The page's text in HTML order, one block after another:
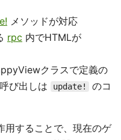
メソッドが対応
rpc 内でHTMLが
クラスで定義の
び出しは update!
のコ
用することで、現在のゲ